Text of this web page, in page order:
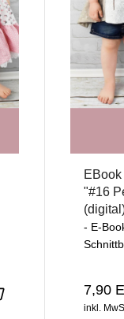
"#16
- E-
7,90
inkl.